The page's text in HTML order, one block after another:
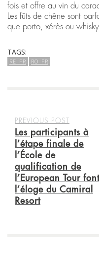
fois et offre au vin du
Les fûts de chêne sont
que porto, xérès ou
TAGS:
RE_FR RO_FR
PREVIOUS POST
Les participants à
l’étape finale de
l’École de
qualification de
l’European Tour font
l’éloge du Camiral
Resort